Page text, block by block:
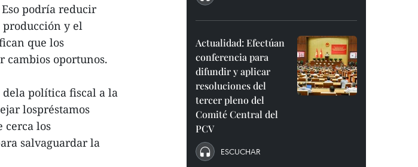
podría reducir
y el
que los
cambios oportunos.
dela política fiscal a la
lospréstamos
cerca los
salvaguardar la
Actualidad: Efectúan
conferencia para
difundir y aplicar
resoluciones del
tercer pleno del
Comité Central del
PCV
ESCUCHAR